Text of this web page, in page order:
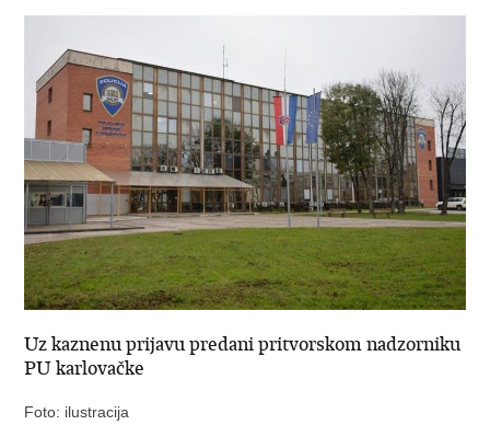
Uz kaznenu prijavu predani pritvorskom nadzorniku
PU karlovačke
Foto: ilustracija